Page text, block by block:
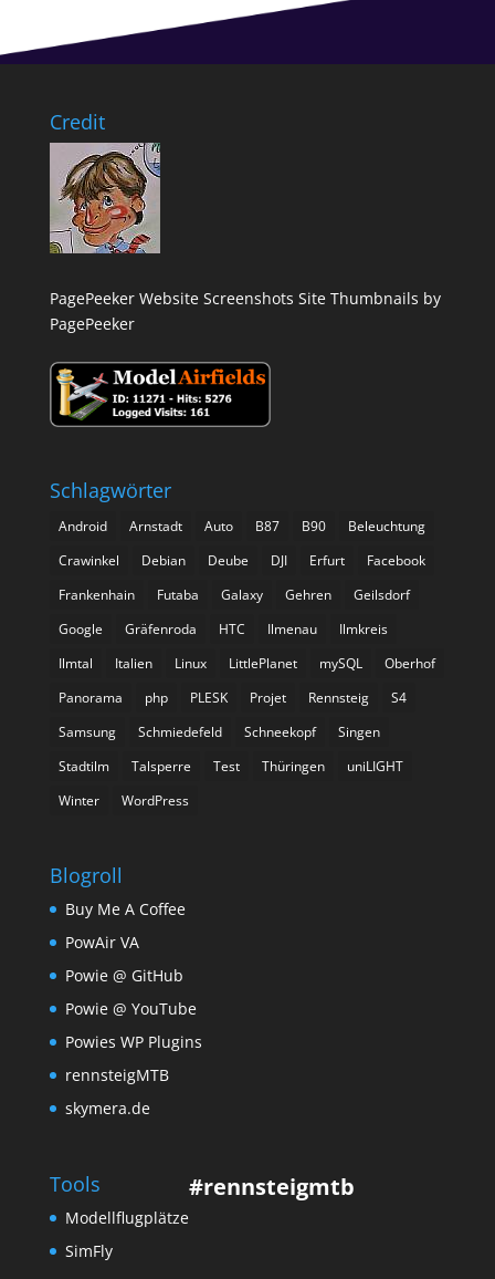
Credit
PagePeeker Website Screenshots Site Thumbnails by
PagePeeker
Schlagwörter
Android Arnstadt Auto B87 B90
Beleuchtung
Crawinkel
Debian Deube DJI Erfurt
Facebook
Frankenhain
Futaba Galaxy Gehren
Geilsdorf
Google
Gräfenroda HTC Ilmenau
Ilmkreis
Ilmtal
Italien Linux LittlePlanet mySQL
Oberhof
Panorama
php PLESK Projet Rennsteig
S4
Samsung
Schmiedefeld Schneekopf
Singen
Stadtilm
Talsperre Test Thüringen
uniLIGHT
Winter
WordPress
Blogroll
Buy Me A Coffee
PowAir VA
Powie @ GitHub
Powie @ YouTube
Powies WP Plugins
rennsteigMTB
skymera.de
Tools
Modellflugplätze
SimFly
#rennsteigmtb